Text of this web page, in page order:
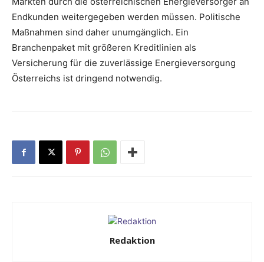
Endkunden weitergegeben werden müssen. Politische
Maßnahmen sind daher unumgänglich. Ein
Branchenpaket mit größeren Kreditlinien als
Versicherung für die zuverlässige Energieversorgung
Österreichs ist dringend notwendig.
Redaktion